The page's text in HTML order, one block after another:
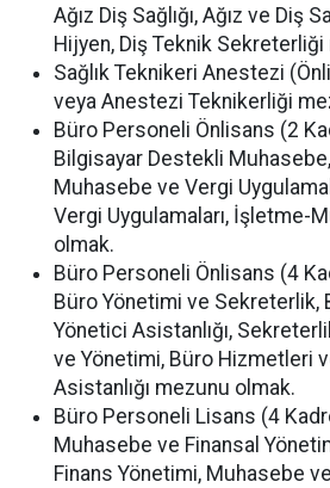
Ağız Diş Sağlığı, Ağız ve Diş
Hijyen, Diş Teknik
Sağlık Teknikeri Anestezi
veya Anestezi Teknikerliği
Büro Personeli Önlisans (2
Bilgisayar Destekli
Muhasebe ve Vergi
Vergi Uygulamaları, İşletme-
olmak.
Büro Personeli Önlisans (4
Büro Yönetimi ve Sekreterlik,
Yönetici Asistanlığı,
ve Yönetimi, Büro Hizmetleri
Asistanlığı mezunu olmak.
Büro Personeli Lisans (4
Muhasebe ve Finansal
Finans Yönetimi, Muhasebe